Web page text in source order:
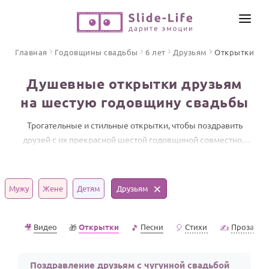
ПО ФОРМАТУ
Видео поздравления
Песни поздравления
Стихи и тексты
С Днем рождения
ИНСТРУМЕНТЫ
ЦЕНЫ
Главная Годовщины свадьбы 6 лет Друзьям Открытки
Душевные открытки друзьям
на шестую годовщину свадьбы
Трогательные и стильные открытки, чтобы поздравить
друзей с их прекрасной шестой годовщиной совместной
Мужу Жене Детям Друзьям
🎥 Видео 🎁Открытки 🎵 Песни 🎈 Стихи ✍️ Проза
Поздравление друзьям с чугунной свадьбой